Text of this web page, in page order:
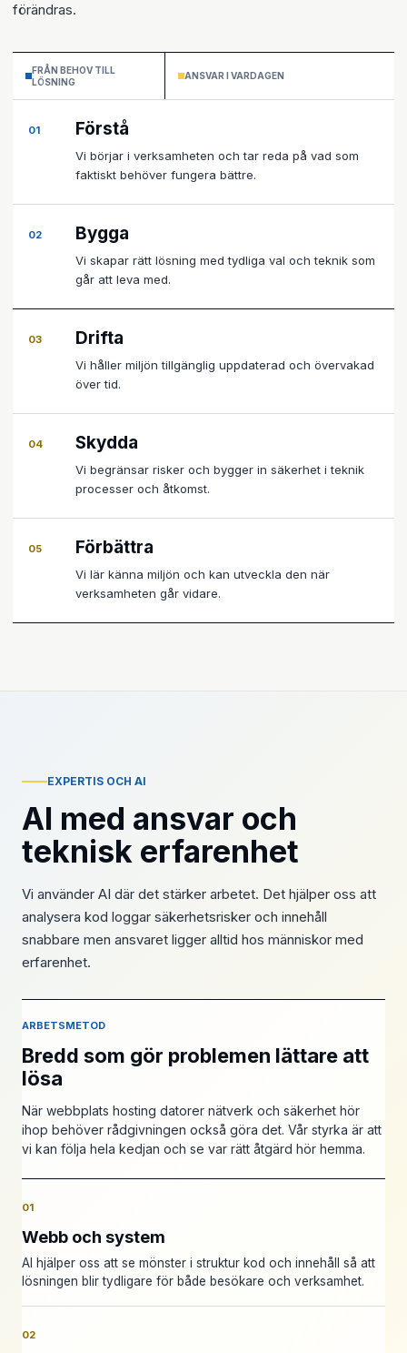
förändras.
FRÅN BEHOV TILL
LÖSNING
ANSVAR I VARDAGEN
01 Förstå
Vi börjar i verksamheten och tar reda på vad som
faktiskt behöver fungera bättre.
02 Bygga
Vi skapar rätt lösning med tydliga val och teknik som
går att leva med.
03 Drifta
Vi håller miljön tillgänglig uppdaterad och övervakad
över tid.
04 Skydda
Vi begränsar risker och bygger in säkerhet i teknik
processer och åtkomst.
05 Förbättra
Vi lär känna miljön och kan utveckla den när
verksamheten går vidare.
EXPERTIS OCH AI
AI med ansvar och
teknisk erfarenhet
Vi använder AI där det stärker arbetet. Det hjälper oss att
analysera kod loggar säkerhetsrisker och innehåll
snabbare men ansvaret ligger alltid hos människor med
erfarenhet.
ARBETSMETOD
Bredd som gör problemen lättare att
lösa
När webbplats hosting datorer nätverk och säkerhet hör
ihop behöver rådgivningen också göra det. Vår styrka är att
vi kan följa hela kedjan och se var rätt åtgärd hör hemma.
01
Webb och system
AI hjälper oss att se mönster i struktur kod och innehåll så att
lösningen blir tydligare för både besökare och verksamhet.
02